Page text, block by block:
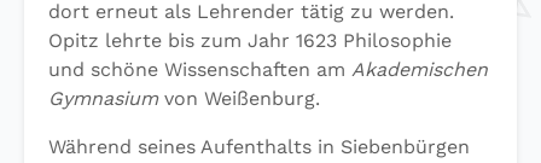
dort erneut als Lehrender tätig zu werden.
Opitz lehrte bis zum Jahr 1623 Philosophie
und schöne Wissenschaften am Akademischen
Gymnasiumvon Weißenburg.
Während seines Aufenthalts in Siebenbürgen